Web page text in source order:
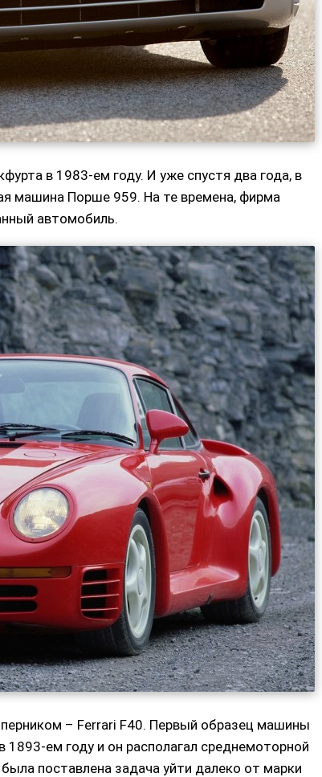
в 1983-ем году. И уже спустя два года, в
машина Порше 959. На те времена, фирма
автомобиль.
– Ferrari F40. Первый образец машины
1893-ем году и он располагал среднемоторной
поставлена задача уйти далеко от марки